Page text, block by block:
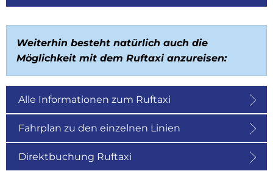
Weiterhin besteht natürlich auch die
Möglichkeit mit dem Ruftaxi anzureisen:
Alle Informationen zum Ruftaxi
Fahrplan zu den einzelnen Linien
Direktbuchung Ruftaxi